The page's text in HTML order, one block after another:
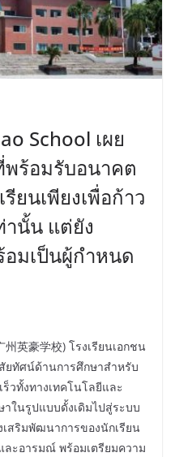
School เผย
ร้อมรับอนาคต
ยนเพียงเพื่อก้าว
านั้น แต่ยัง
อมเป็นผู้กำหนด
英豪学校) โรงเรียนเอกชน
ยทัศน์ด้านการศึกษาสำหรับ
วทั้งทางเทคโนโลยีและ
ในรูปแบบดั้งเดิมไปสู่ระบบ
สริมพัฒนาการของนักเรียน
ะอารมณ์ พร้อมเตรียมความ